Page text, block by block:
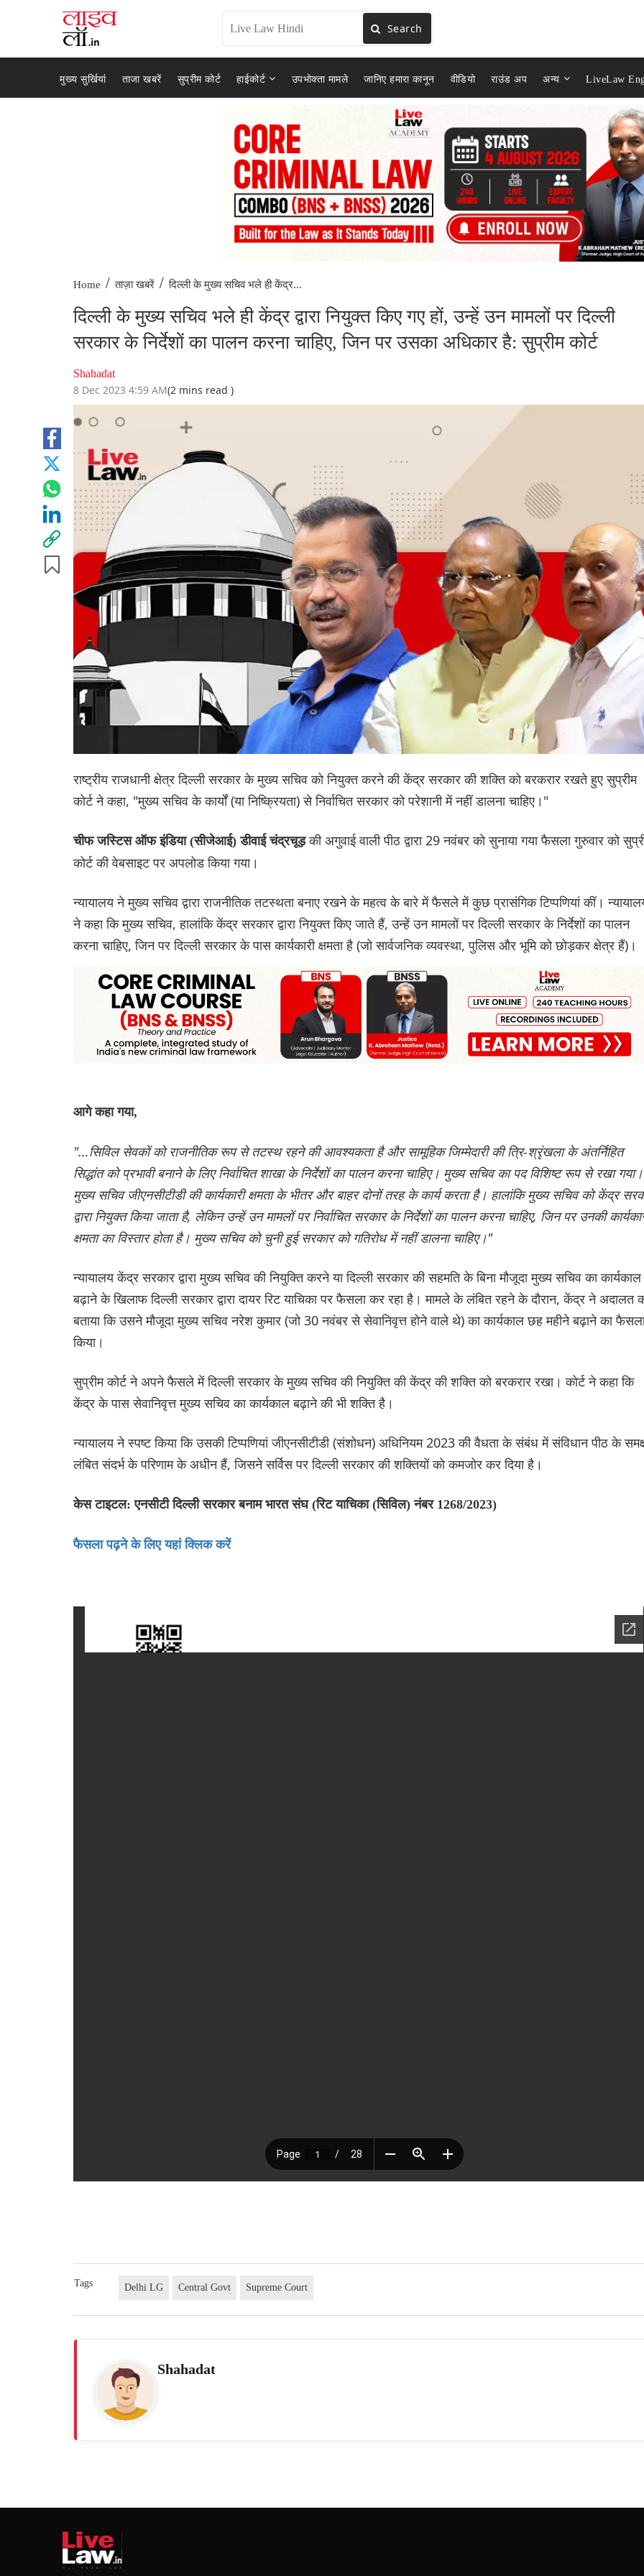
Search
मुख्य सुर्खियां ताजा खबरें सुप्रीम कोर्ट हाईकोर्ट उपभोक्ता मामले जानिए हमारा कानून वीडियो राउंड अप अन्य LiveLaw
Home / ताज़ा खबरें / दिल्ली के मुख्य सचिव भले ही केंद्र...
दिल्ली के मुख्य सचिव भले ही केंद्र द्वारा नियुक्त किए गए हों, उन्हें उन मामलों पर दिल्ली
सरकार के निर्देशों का पालन करना चाहिए, जिन पर उसका अधिकार है: सुप्रीम कोर्ट
Shahadat
8 Dec 2023 4:59 AM(2 mins read )
राष्ट्रीय राजधानी क्षेत्र दिल्ली सरकार के मुख्य सचिव को नियुक्त करने की केंद्र सरकार की शक्ति को बरकरार रखते हुए सुप्रीम
कोर्ट ने कहा, "मुख्य सचिव के कार्यों (या निष्क्रियता) से निर्वाचित सरकार को परेशानी में नहीं डालना चाहिए।"
चीफ जस्टिस ऑफ इंडिया (सीजेआई) डीवाई चंद्रचूड़की अगुवाई वाली पीठ द्वारा 29 नवंबर को सुनाया गया फैसला गुरुवार को
कोर्ट की वेबसाइट पर अपलोड किया गया।
न्यायालय ने मुख्य सचिव द्वारा राजनीतिक तटस्थता बनाए रखने के महत्व के बारे में फैसले में कुछ प्रासंगिक टिप्पणियां कीं।
ने कहा कि मुख्य सचिव, हालांकि केंद्र सरकार द्वारा नियुक्त किए जाते हैं, उन्हें उन मामलों पर दिल्ली सरकार के निर्देशों का पालन
करना चाहिए, जिन पर दिल्ली सरकार के पास कार्यकारी क्षमता है (जो सार्वजनिक व्यवस्था, पुलिस और भूमि को छोड़कर क्षेत्र हैं)।
आगे कहा गया,
"...सिविल सेवकों को राजनीतिक रूप से तटस्थ रहने की आवश्यकता है और सामूहिक जिम्मेदारी की त्रि-श्रृंखला के अंतर्निहित
सिद्धांत को प्रभावी बनाने के लिए निर्वाचित शाखा के निर्देशों का पालन करना चाहिए। मुख्य सचिव का पद विशिष्ट रूप से रखा गया।
मुख्य सचिव जीएनसीटीडी की कार्यकारी क्षमता के भीतर और बाहर दोनों तरह के कार्य करता है। हालांकि मुख्य सचिव को केंद्र
द्वारा नियुक्त किया जाता है, लेकिन उन्हें उन मामलों पर निर्वाचित सरकार के निर्देशों का पालन करना चाहिए, जिन पर उनकी
क्षमता का विस्तार होता है। मुख्य सचिव को चुनी हुई सरकार को गतिरोध में नहीं डालना चाहिए।"
न्यायालय केंद्र सरकार द्वारा मुख्य सचिव की नियुक्ति करने या दिल्ली सरकार की सहमति के बिना मौजूदा मुख्य सचिव का कार्यकाल
बढ़ाने के खिलाफ दिल्ली सरकार द्वारा दायर रिट याचिका पर फैसला कर रहा है। मामले के लंबित रहने के दौरान, केंद्र ने अदालत
बताया कि उसने मौजूदा मुख्य सचिव नरेश कुमार (जो 30 नवंबर से सेवानिवृत्त होने वाले थे) का कार्यकाल छह महीने बढ़ाने का
किया।
सुप्रीम कोर्ट ने अपने फैसले में दिल्ली सरकार के मुख्य सचिव की नियुक्ति की केंद्र की शक्ति को बरकरार रखा। कोर्ट ने कहा कि
केंद्र के पास सेवानिवृत्त मुख्य सचिव का कार्यकाल बढ़ाने की भी शक्ति है।
न्यायालय ने स्पष्ट किया कि उसकी टिप्पणियां जीएनसीटीडी (संशोधन) अधिनियम 2023 की वैधता के संबंध में संविधान पीठ के
लंबित संदर्भ के परिणाम के अधीन हैं, जिसने सर्विस पर दिल्ली सरकार की शक्तियों को कमजोर कर दिया है।
केस टाइटल: एनसीटी दिल्ली सरकार बनाम भारत संघ (रिट याचिका (सिविल) नंबर 1268/2023)
फैसला पढ़ने के लिए यहां क्लिक करें
Tags Delhi LG Central Govt Supreme Court
Shahadat